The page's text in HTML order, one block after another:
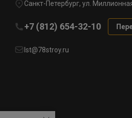
Санкт-Петербург, ул.
+7 (812) 654-32-10
lst@78stroy.ru